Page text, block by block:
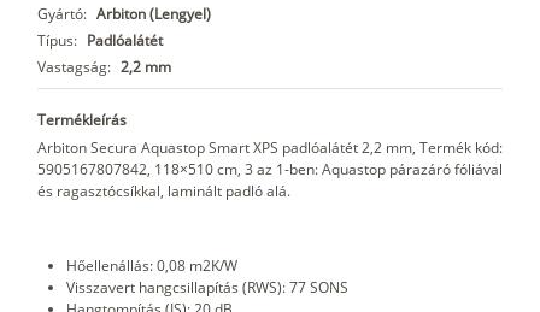
Gyártó: Arbiton (Lengyel)
Típus: Padlóalátét
Vastagság: 2,2 mm
Termékleírás
Arbiton Secura Aquastop Smart XPS padlóalátét 2,2 mm, Termék kód:
5905167807842, 118×510 cm, 3 az 1-ben: Aquastop párazáró fóliával
és ragasztócsíkkal, laminált padló alá.
Hőellenállás: 0,08 m2K/W
Visszavert hangcsillapítás (RWS): 77 SONS